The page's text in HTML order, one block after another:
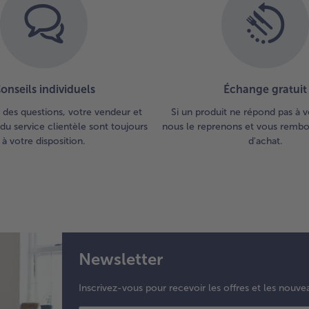
individuels
des questions, votre vendeur et
service clientèle sont toujours
à votre disposition.
Échange gratuit
Si un produit ne répond pas à
nous le reprenons et vous
d'achat.
Newsletter
Inscrivez-vous pour recevoir les offres et les